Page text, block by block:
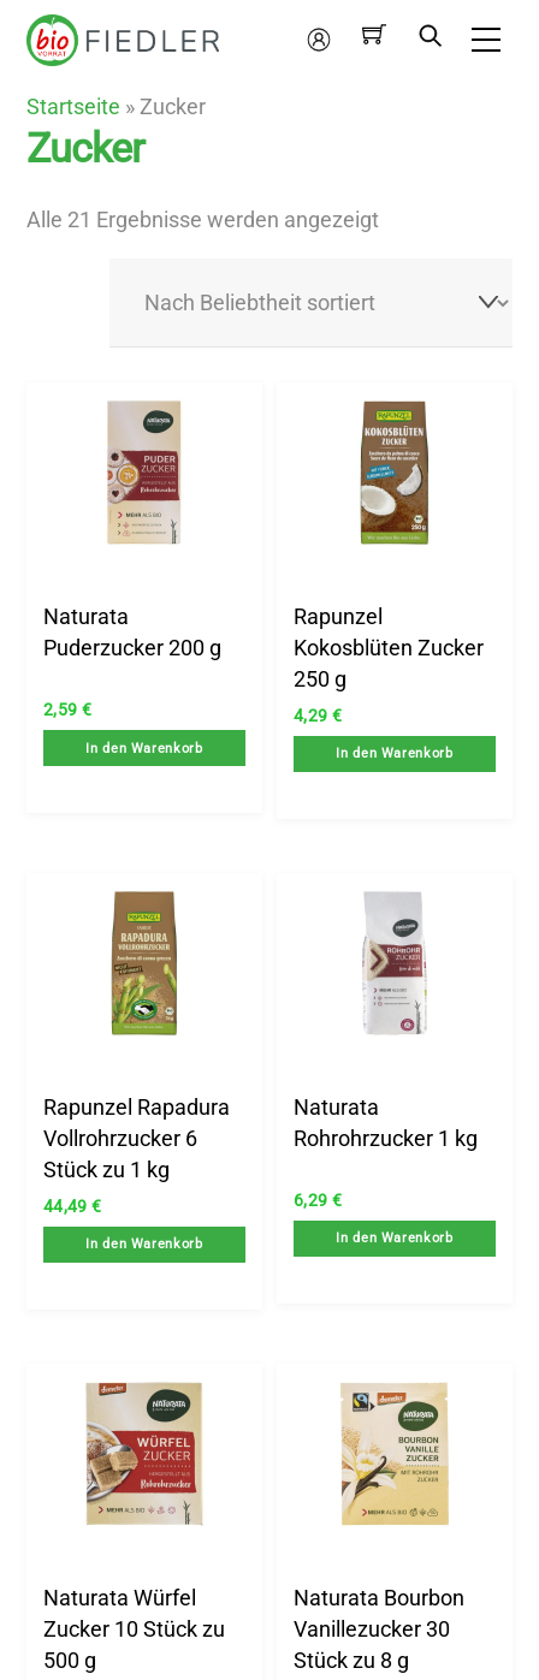
Skip
Mein
Startseite » Zucker
Zucker
Alle 21 Ergebnisse werden angezeigtNach
Naturata
Puderzucker 200 g
2,59 €
In den Warenkorb
Rapunzel
Kokosblüten Zucker
250 g
4,29 €
In den Warenkorb
Rapunzel Rapadura
Vollrohrzucker 6
Stück zu 1 kg
44,49 €
In den Warenkorb
Naturata
Rohrohrzucker 1 kg
6,29 €
In den Warenkorb
Naturata Würfel
Zucker 10 Stück zu
500 g
Naturata Bourbon
Vanillezucker 30
Stück zu 8 g